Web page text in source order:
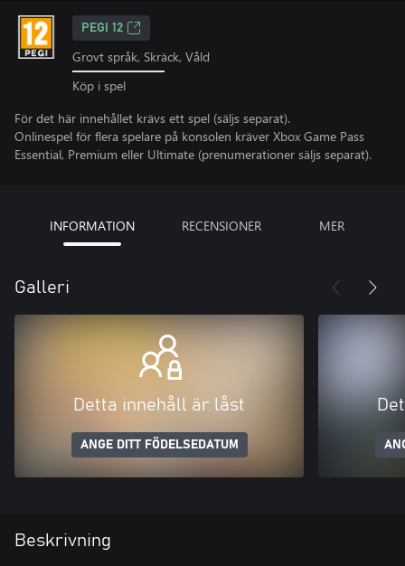
PEGI 12
Grovt språk, Skräck, Våld
Köp i spel
För det här innehållet krävs ett spel (säljs separat).
Onlinespel för flera spelare på konsolen kräver Xbox Game Pass
Essential, Premium eller Ultimate (prenumerationer säljs separat).
INFORMATION RECENSIONER MER
Galleri
Detta innehåll är låst
ANGE DITT FÖDELSEDATUM
Beskrivning